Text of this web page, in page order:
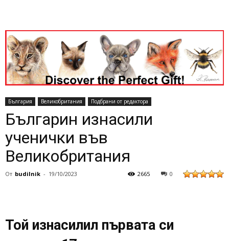
България Великобритания Подбрани от редактора
Българин изнасили
ученички във
Великобритания
От budilnik - 19/10/2023 0
2665
Той изнасилил първата си